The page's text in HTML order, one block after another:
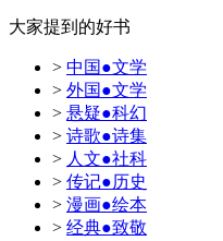
大家提到的好书
> 中国●文学
> 外国●文学
> 悬疑●科幻
> 诗歌●诗集
> 人文●社科
> 传记●历史
> 漫画●绘本
> 经典●致敬